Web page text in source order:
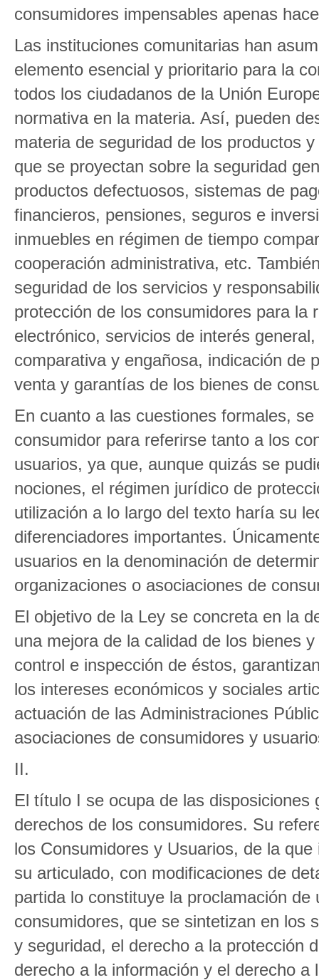
consumidores impensables apenas
Las instituciones comunitarias han
elemento esencial y prioritario para la
todos los ciudadanos de la Unión
normativa en la materia. Así, pueden
materia de seguridad de los productos
que se proyectan sobre la seguridad
productos defectuosos, sistemas de
financieros, pensiones, seguros e
inmuebles en régimen de tiempo
cooperación administrativa, etc.
seguridad de los servicios y
protección de los consumidores para la
electrónico, servicios de interés
comparativa y engañosa, indicación de
venta y garantías de los bienes de
En cuanto a las cuestiones formales,
consumidor para referirse tanto a los
usuarios, ya que, aunque quizás se
nociones, el régimen jurídico de
utilización a lo largo del texto haría su
diferenciadores importantes.
usuarios en la denominación de
organizaciones o asociaciones de
El objetivo de la Ley se concreta en la
una mejora de la calidad de los bienes
control e inspección de éstos,
los intereses económicos y sociales
actuación de las Administraciones
asociaciones de consumidores y
II.
El título I se ocupa de las
derechos de los consumidores. Su
los Consumidores y Usuarios, de la
su articulado, con modificaciones de
partida lo constituye la proclamación
consumidores, que se sintetizan en los
y seguridad, el derecho a la protección
derecho a la información y el derecho